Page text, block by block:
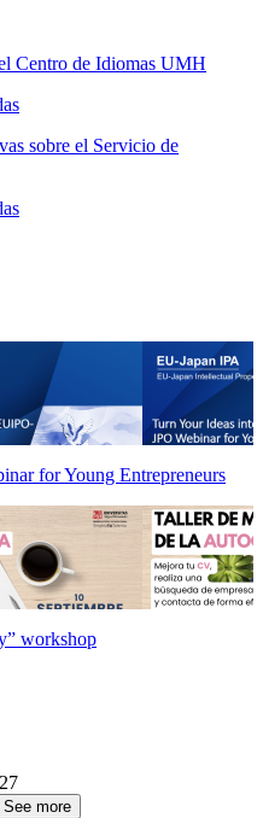
Centro de Idiomas UMH
sobre el Servicio de
for Young Entrepreneurs
workshop
27
See more